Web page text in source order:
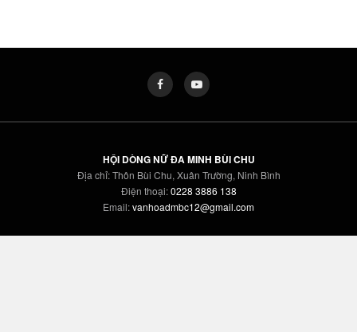
HỘI DÒNG NỮ ĐA MINH BÙI CHU
Địa chỉ: Thôn Bùi Chu, Xuân Trường, Ninh Bình
Điện thoại:0228 3886 138
Email:vanhoadmbc12@gmail.com